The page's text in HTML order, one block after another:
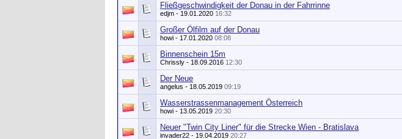
Fließgeschwindigkeit der Donau in der Fahrrinne
edjm - 19.01.2020 16:32
Großer Ölfilm auf der Donau
howi - 17.01.2020 08:08
Binnenschein 15m
Chrissly - 18.09.2016 12:30
Der Neue
angelus - 18.05.2019 09:19
Wasserstrassenmanagement Österreich
howi - 13.05.2019 20:30
Neuer "Twin City Liner" für die Strecke Wien - Bratislava
invader22 - 19.04.2019 20:27